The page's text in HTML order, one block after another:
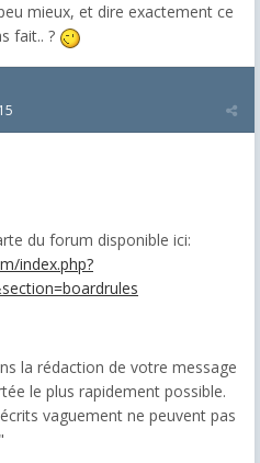
mieux, et dire exactement ce
fait.. ?
du forum disponible ici:
index.php?
la rédaction de votre message
le plus rapidement possible.
vaguement ne peuvent pas